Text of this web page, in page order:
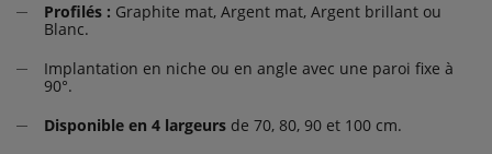
Profilés : Graphite mat, Argent mat, Argent brillant ou
Blanc.
Implantation en niche ou en angle avec une paroi fixe à
90°.
Disponible en 4 largeurs de 70, 80, 90 et 100 cm.